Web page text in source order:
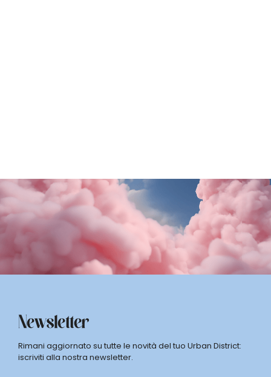
Newsletter
Rimani aggiornato su tutte le novità del tuo Urban District:
iscriviti alla nostra newsletter.